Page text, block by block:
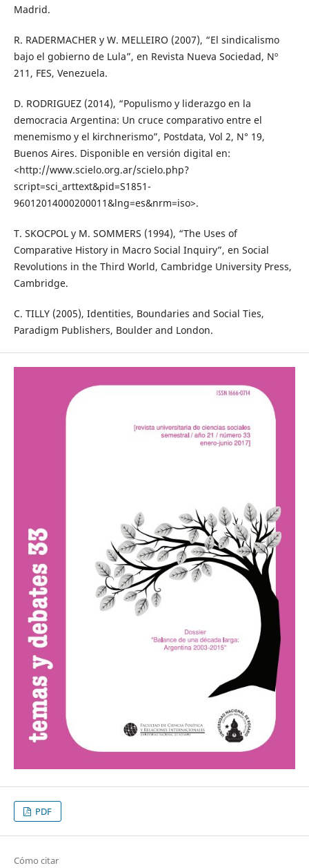
Madrid.
R. RADERMACHER y W. MELLEIRO (2007), “El sindicalismo
bajo el gobierno de Lula”, en Revista Nueva Sociedad, Nº
211, FES, Venezuela.
D. RODRIGUEZ (2014), “Populismo y liderazgo en la
democracia Argentina: Un cruce comparativo entre el
menemismo y el kirchnerismo”, Postdata, Vol 2, N° 19,
Buenos Aires. Disponible en versión digital en:
<http://www.scielo.org.ar/scielo.php?
script=sci_arttext&pid=S1851-
96012014000200011&lng=es&nrm=iso>.
T. SKOCPOL y M. SOMMERS (1994), “The Uses of
Comparative History in Macro Social Inquiry”, en Social
Revolutions in the Third World, Cambridge University Press,
Cambridge.
C. TILLY (2005), Identities, Boundaries and Social Ties,
Paradigm Publishers, Boulder and London.
PDF
Cómo citar